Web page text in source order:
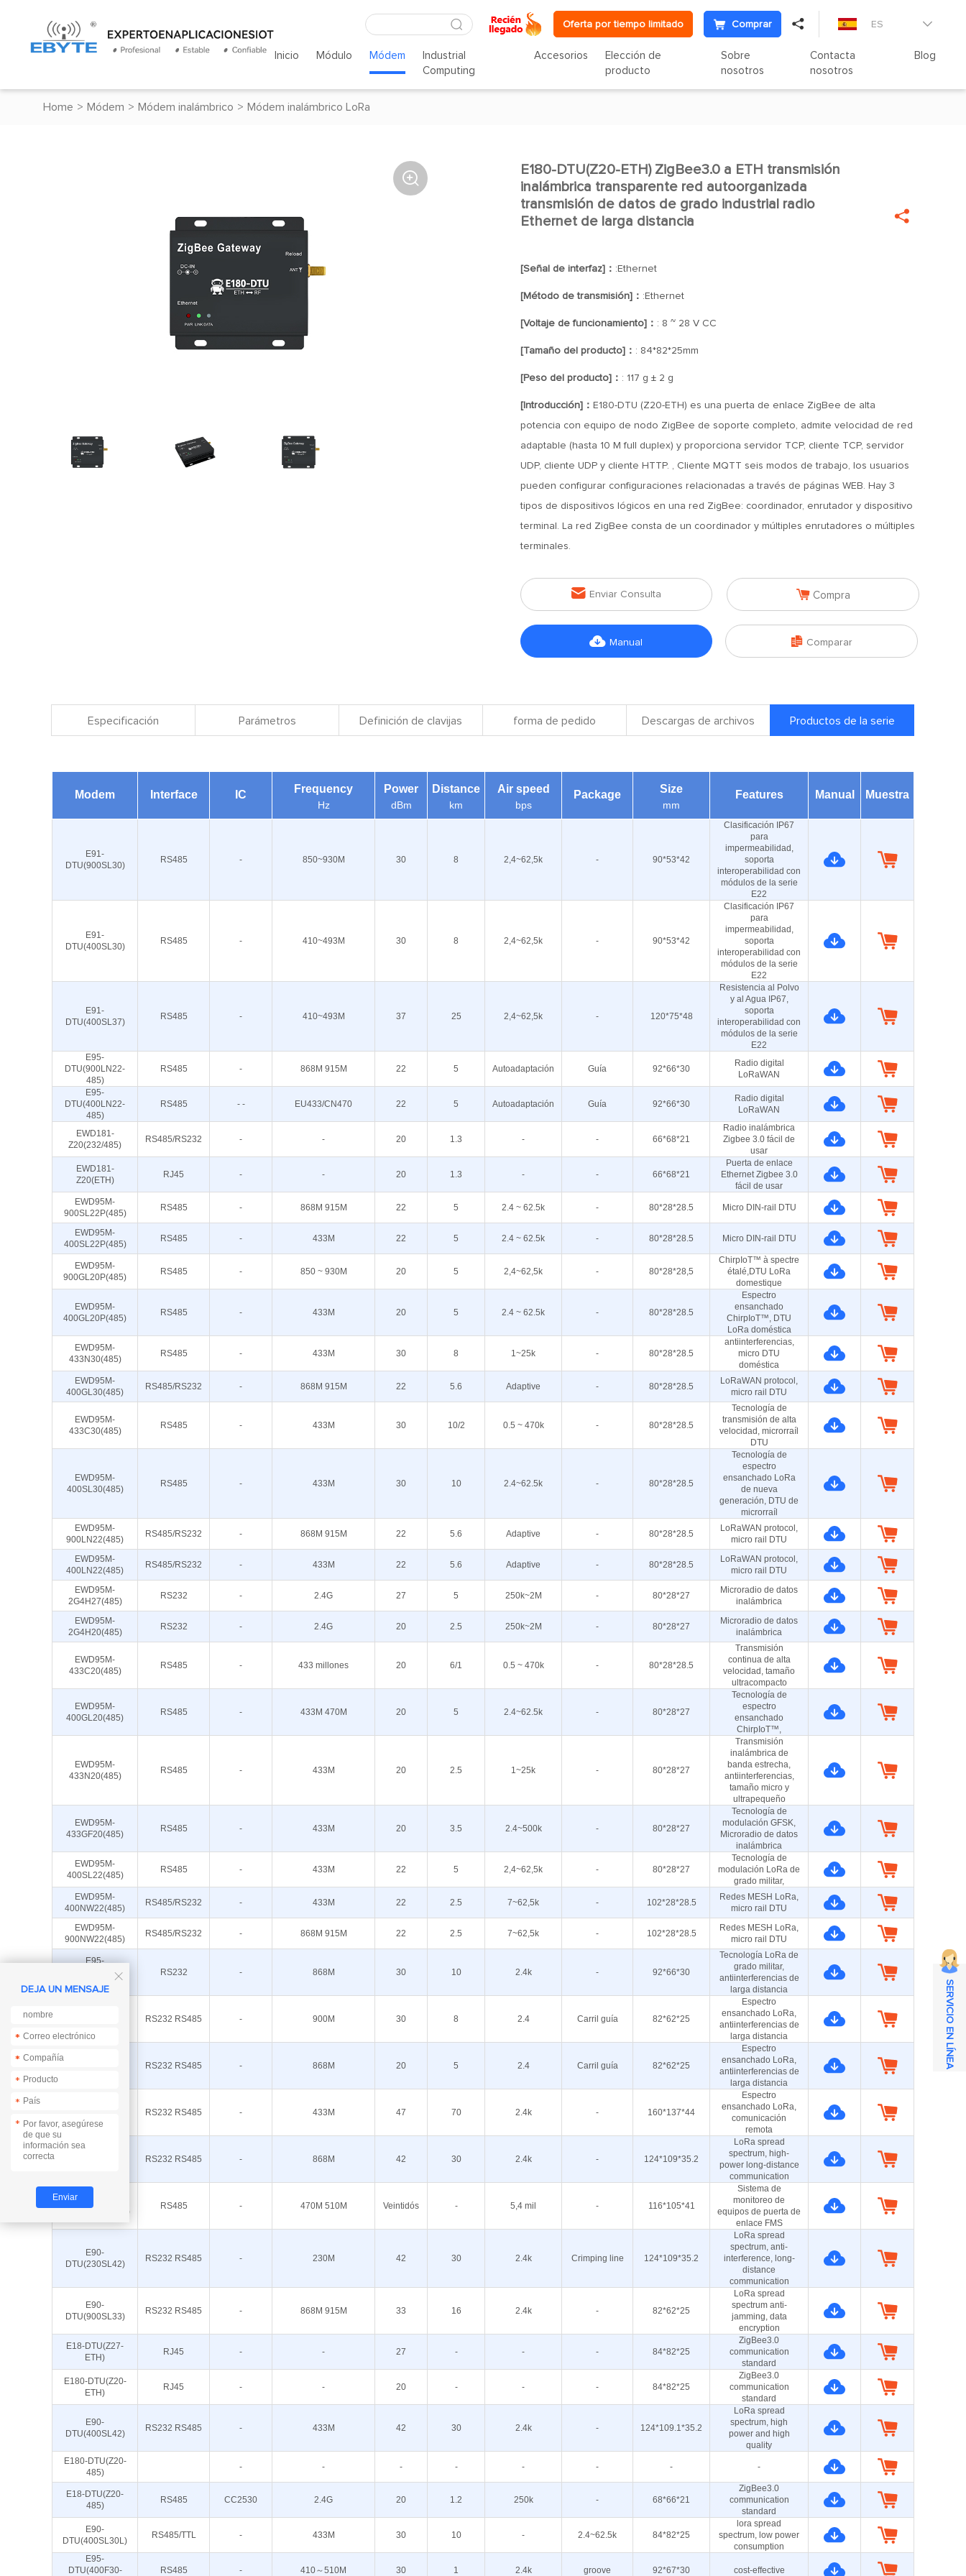
Oferta por tiempo limitado Comprar  ES 
Inicio Módulo Módem
Industrial
Computing
Accesorios
Elección de
producto
Sobre
nosotros
Contacta
nosotros
Blog
Home > Módem > Módem inalámbrico > Módem inalámbrico LoRa
 
E180-DTU(Z20-ETH) ZigBee3.0 a ETH transmisión
inalámbrica transparente red autoorganizada
transmisión de datos de grado industrial radio
Ethernet de larga distancia

[Señal de interfaz]： :Ethernet
[Método de transmisión]： :Ethernet
[Voltaje de funcionamiento]： : 8 ~ 28 V CC
[Tamaño del producto]： : 84*82*25mm
[Peso del producto]： : 117 g ± 2 g
[Introducción]： E180-DTU (Z20-ETH) es una puerta de enlace ZigBee de alta
potencia con equipo de nodo ZigBee de soporte completo, admite velocidad de red
adaptable (hasta 10 M full duplex) y proporciona servidor TCP, cliente TCP, servidor
UDP, cliente UDP y cliente HTTP. , Cliente MQTT seis modos de trabajo, los usuarios
pueden configurar configuraciones relacionadas a través de páginas WEB. Hay 3
tipos de dispositivos lógicos en una red ZigBee: coordinador, enrutador y dispositivo
terminal. La red ZigBee consta de un coordinador y múltiples enrutadores o múltiples
terminales.
 Enviar Consulta  Compra
 Manual  Comparar
Especificación Parámetros Definición de clavijas forma de pedido Descargas de archivos Productos de la serie
Modem Interface IC Frequency
Hz
Power
dBm
Distance
km
Air speed
bps
Package Size
mm
Features Manual Muestra
E91-
DTU(900SL30)
RS485 - 850~930M 30 8 2,4~62,5k - 90*53*42
Clasificación IP67
para
impermeabilidad,
soporta
interoperabilidad con
módulos de la serie
E22
E91-
DTU(400SL30)
RS485 - 410~493M 30 8 2,4~62,5k - 90*53*42
Clasificación IP67
para
impermeabilidad,
soporta
interoperabilidad con
módulos de la serie
E22
E91-
DTU(400SL37)
RS485 - 410~493M 37 25 2,4~62,5k - 120*75*48
Resistencia al Polvo
y al Agua IP67,
soporta
interoperabilidad con
módulos de la serie
E22
E95-
DTU(900LN22-
485)
RS485 - 868M 915M 22 5 Autoadaptación Guía 92*66*30
Radio digital
LoRaWAN
E95-
DTU(400LN22-
485)
RS485 - - EU433/CN470 22 5 Autoadaptación Guía 92*66*30
Radio digital
LoRaWAN
EWD181-
Z20(232/485)
RS485/RS232 - - 20 1.3 - - 66*68*21
Radio inalámbrica
Zigbee 3.0 fácil de
usar
EWD181-
Z20(ETH)
RJ45 - - 20 1.3 - - 66*68*21
Puerta de enlace
Ethernet Zigbee 3.0
fácil de usar
EWD95M-
900SL22P(485)
RS485 - 868M 915M 22 5 2.4 ~ 62.5k - 80*28*28.5 Micro DIN-rail DTU
EWD95M-
400SL22P(485)
RS485 - 433M 22 5 2.4 ~ 62.5k - 80*28*28.5 Micro DIN-rail DTU
EWD95M-
900GL20P(485)
RS485 - 850 ~ 930M 20 5 2,4~62,5k - 80*28*28,5
ChirpIoT™ à spectre
étalé,DTU LoRa
domestique
EWD95M-
400GL20P(485)
RS485 - 433M 20 5 2.4 ~ 62.5k - 80*28*28.5
Espectro
ensanchado
ChirpIoT™, DTU
LoRa doméstica
EWD95M-
433N30(485)
RS485 - 433M 30 8 1~25k - 80*28*28.5
antiinterferencias,
micro DTU
doméstica
EWD95M-
400GL30(485)
RS485/RS232 - 868M 915M 22 5.6 Adaptive - 80*28*28.5
LoRaWAN protocol,
micro rail DTU
EWD95M-
433C30(485)
RS485 - 433M 30 10/2 0.5 ~ 470k - 80*28*28.5
Tecnología de
transmisión de alta
velocidad, microrraíl
DTU
EWD95M-
400SL30(485)
RS485 - 433M 30 10 2.4~62.5k - 80*28*28.5
Tecnología de
espectro
ensanchado LoRa
de nueva
generación, DTU de
microrraíl
EWD95M-
900LN22(485)
RS485/RS232 - 868M 915M 22 5.6 Adaptive - 80*28*28.5
LoRaWAN protocol,
micro rail DTU
EWD95M-
400LN22(485)
RS485/RS232 - 433M 22 5.6 Adaptive - 80*28*28.5
LoRaWAN protocol,
micro rail DTU
EWD95M-
2G4H27(485)
RS232 - 2.4G 27 5 250k~2M - 80*28*27
Microradio de datos
inalámbrica
EWD95M-
2G4H20(485)
RS232 - 2.4G 20 2.5 250k~2M - 80*28*27
Microradio de datos
inalámbrica
EWD95M-
433C20(485)
RS485 - 433 millones 20 6/1 0.5 ~ 470k - 80*28*28.5
Transmisión
continua de alta
velocidad, tamaño
ultracompacto
EWD95M-
400GL20(485)
RS485 - 433M 470M 20 5 2.4~62.5k - 80*28*27
Tecnología de
espectro
ensanchado
ChirpIoT™,
EWD95M-
433N20(485)
RS485 - 433M 20 2.5 1~25k - 80*28*27
Transmisión
inalámbrica de
banda estrecha,
antiinterferencias,
tamaño micro y
ultrapequeño
EWD95M-
433GF20(485)
RS485 - 433M 20 3.5 2.4~500k - 80*28*27
Tecnología de
modulación GFSK,
Microradio de datos
inalámbrica
EWD95M-
400SL22(485)
RS485 - 433M 22 5 2,4~62,5k - 80*28*27
Tecnología de
modulación LoRa de
grado militar,
EWD95M-
400NW22(485)
RS485/RS232 - 433M 22 2.5 7~62,5k - 102*28*28.5
Redes MESH LoRa,
micro rail DTU
EWD95M-
900NW22(485)
RS485/RS232 - 868M 915M 22 2.5 7~62,5k - 102*28*28.5
Redes MESH LoRa,
micro rail DTU
E95-
DTU(900SL30-
232)
RS232 - 868M 30 10 2.4k - 92*66*30
Tecnología LoRa de
grado militar,
antiinterferencias de
larga distancia
RS232 RS485 - 900M 30 8 2.4 Carril guía 82*62*25
Espectro
ensanchado LoRa,
antiinterferencias de
larga distancia
RS232 RS485 - 868M 20 5 2.4 Carril guía 82*62*25
Espectro
ensanchado LoRa,
antiinterferencias de
larga distancia
DTU(400SL47)
RS232 RS485 - 433M 47 70 2.4k - 160*137*44
Espectro
ensanchado LoRa,
comunicación
remota
RS232 RS485 - 868M 42 30 2.4k - 124*109*35.2
LoRa spread
spectrum, high-
power long-distance
communication
GW(470FMS22R)
RS485 - 470M 510M Veintidós - 5,4 mil - 116*105*41
Sistema de
monitoreo de
equipos de puerta de
enlace FMS
E90-
DTU(230SL42)
RS232 RS485 - 230M 42 30 2.4k Crimping line 124*109*35.2
LoRa spread
spectrum, anti-
interference, long-
distance
communication
E90-
DTU(900SL33)
RS232 RS485 - 868M 915M 33 16 2.4k - 82*62*25
LoRa spread
spectrum anti-
jamming, data
encryption
E18-DTU(Z27-
ETH)
RJ45 - - 27 - - - 84*82*25
ZigBee3.0
communication
standard
E180-DTU(Z20-
ETH)
RJ45 - - 20 - - - 84*82*25
ZigBee3.0
communication
standard
E90-
DTU(400SL42)
RS232 RS485 - 433M 42 30 2.4k - 124*109.1*35.2
LoRa spread
spectrum, high
power and high
quality
E180-DTU(Z20-
485)
- - - - - - - -
E18-DTU(Z20-
485)
RS485 CC2530 2.4G 20 1.2 250k - 68*66*21
ZigBee3.0
communication
standard
E90-
DTU(400SL30L)
RS485/TTL - 433M 30 10 - 2.4~62.5k 84*82*25
lora spread
spectrum, low power
consumption
E95-
DTU(400F30-
RS485 - 410～510M 30 1 2.4k groove 92*67*30 cost-effective

DEJA UN MENSAJE
*
*
*
*
*
*
*
SERVICIO EN LÍNEA